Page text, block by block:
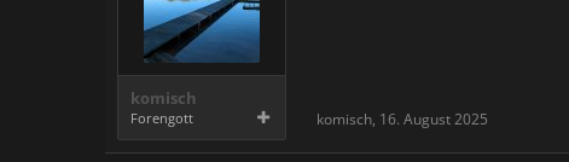
komisch
Forengott komisch, 16. August 2025